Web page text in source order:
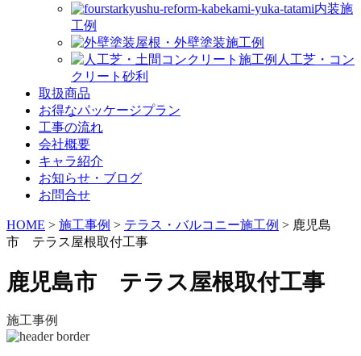
内装施
工例
屋根・外壁塗装施工例
人工芝・コン
クリート砂利
取扱商品
お得なパッケージプラン
工事の流れ
会社概要
キャラ紹介
お知らせ・ブログ
お問合せ
HOME > 施工事例 > テラス・バルコニー施工例 > 鹿児島
市 テラス屋根取付工事
鹿児島市 テラス屋根取付工事
施工事例